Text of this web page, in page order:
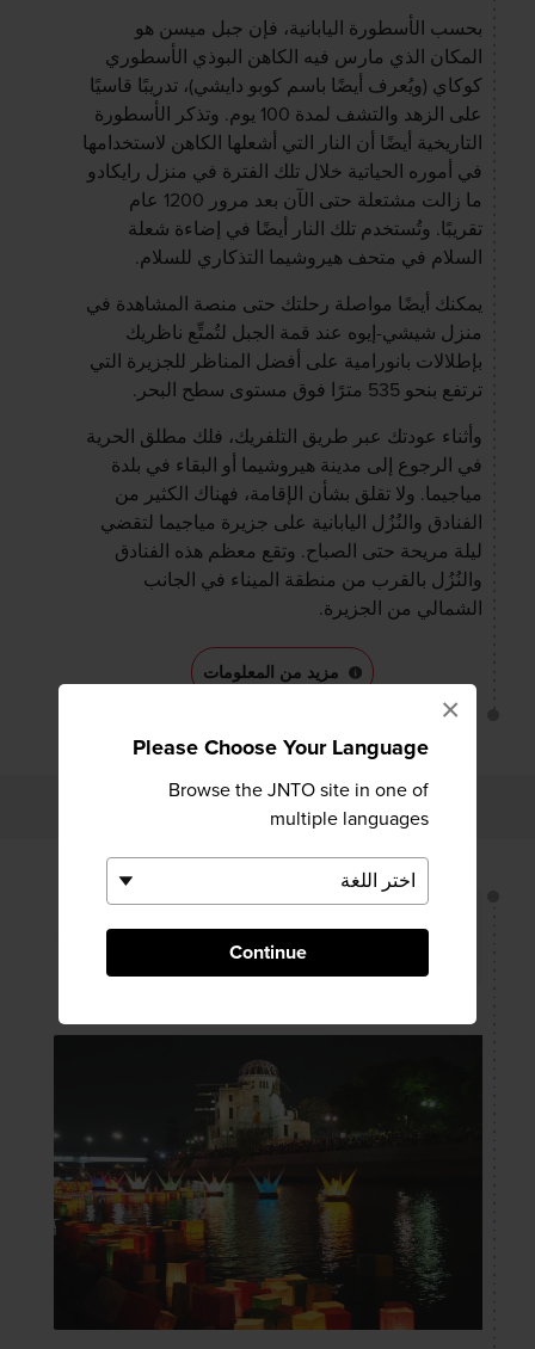
Please Choose Your Language
Browse the JNTO site in one of
multiple languages
Continue
×
بحسب الأسطورة اليابانية، فإن جبل ميسن هو
المكان الذي مارس فيه الكاهن البوذي الأسطوري
كوكاي (ويُعرف أيضًا باسم كوبو دايشي)، تدريبًا قاسيًا
على الزهد والتشف لمدة 100 يوم. وتذكر الأسطورة
التاريخية أيضًا أن النار التي أشعلها الكاهن لاستخدامها
في أموره الحياتية خلال تلك الفترة في منزل رايكادو
ما زالت مشتعلة حتى الآن بعد مرور 1200 عام
تقريبًا. وتُستخدم تلك النار أيضًا في إضاءة شعلة
السلام في متحف هيروشيما التذكاري للسلام.
يمكنك أيضًا مواصلة رحلتك حتى منصة المشاهدة في
منزل شيشي-إيوه عند قمة الجبل لتُمتِّع ناظريك
بإطلالات بانورامية على أفضل المناظر للجزيرة التي
ترتفع بنحو 535 مترًا فوق مستوى سطح البحر.
وأثناء عودتك عبر طريق التلفريك، فلك مطلق الحرية
في الرجوع إلى مدينة هيروشيما أو البقاء في بلدة
مياجيما. ولا تقلق بشأن الإقامة، فهناك الكثير من
الفنادق والنُزُل اليابانية على جزيرة مياجيما لتقضي
ليلة مريحة حتى الصباح. وتقع معظم هذه الفنادق
والنُزُل بالقرب من منطقة الميناء في الجانب
الشمالي من الجزيرة.
مزيد من المعلومات
اليوم 2
50 دقائق